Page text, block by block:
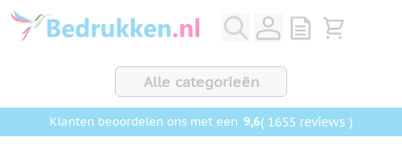
Ga naar de inhoud
View quote,
Bekijk
Alle categorieën
Klanten beoordelen ons met een 9,6( 1655 reviews )